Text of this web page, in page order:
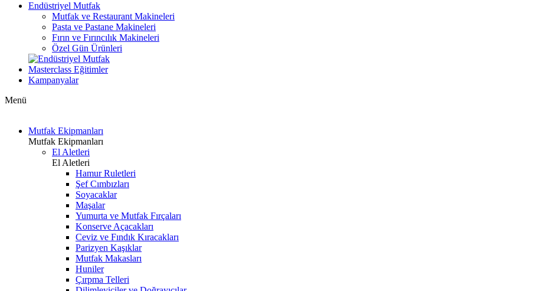
Endüstriyel Mutfak
Mutfak ve Restaurant Makineleri
Pasta ve Pastane Makineleri
Fırın ve Fırıncılık Makineleri
Özel Gün Ürünleri
Masterclass Eğitimler
Kampanyalar
Menü
Mutfak Ekipmanları
Mutfak Ekipmanları
El Aletleri
El Aletleri
Hamur Ruletleri
Şef Cımbızları
Soyacaklar
Maşalar
Yumurta ve Mutfak Fırçaları
Konserve Açacakları
Ceviz ve Fındık Kıracakları
Parizyen Kaşıklar
Mutfak Makasları
Huniler
Çırpma Telleri